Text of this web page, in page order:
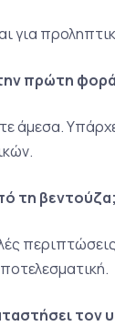
για
πρώτη
άμεσα.
τη βεντούζα;
τον